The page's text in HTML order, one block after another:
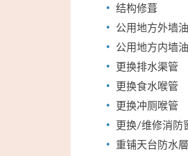
结构修葺
公用地方外墙
公用地方内墙
更换排水渠管
更换食水喉管
更换冲厕喉管
更换/维修消防
重铺天台防水層